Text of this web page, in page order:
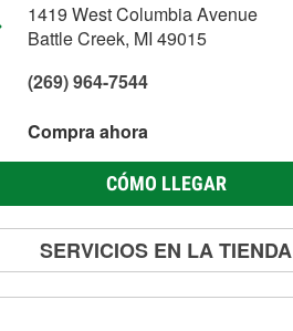
1419 West Columbia Avenue
Battle Creek, MI 49015
(269) 964-7544
Compra ahora
CÓMO LLEGAR
SERVICIOS EN LA TIENDA
Prueba de batería